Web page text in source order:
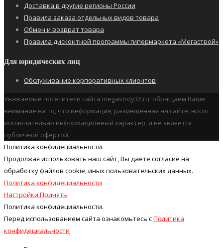
Доставка в другие регионы России
Правила заказа отдельных видов товара
Обмен и возврат товара
Правила дисконтной программы гипермаркета «Мегастрой»
Для юридических лиц
Обслуживание корпоративных клиентов
Уважаемые посетители сайта megastroy32.ru, обращаем Ваше
внимание на то, что информация, размещенная на сайте, носит
исключительно информационный характер, и не является
публичной офертой.
Политика конфидециальности.
Продолжая использовать наш cайт, Вы даете согласие на
обработку файлов cookie, иных пользовательских данных.
Политика конфидециальности
Настройки Принять
Политика конфидециальности.
Перед использованием сайта ознакомьтесь сПолитика
конфидециальности